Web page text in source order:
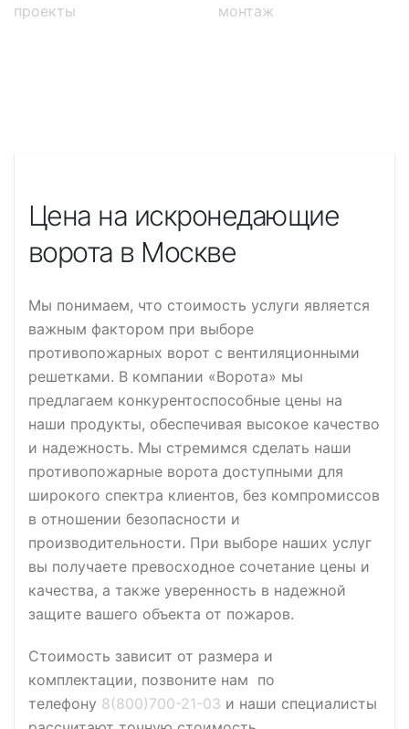
проекты
монтаж
Цена на искронедающие
ворота в Москве
Мы понимаем, что стоимость услуги является
важным фактором при выборе
противопожарных ворот с вентиляционными
решетками. В компании «Ворота» мы
предлагаем конкурентоспособные цены на
наши продукты, обеспечивая высокое качество
и надежность. Мы стремимся сделать наши
противопожарные ворота доступными для
широкого спектра клиентов, без компромиссов
в отношении безопасности и
производительности. При выборе наших услуг
вы получаете превосходное сочетание цены и
качества, а также уверенность в надежной
защите вашего объекта от пожаров.
Стоимость зависит от размера и
комплектации, позвоните нам по
телефону 8(800)700-21-03 и наши специалисты